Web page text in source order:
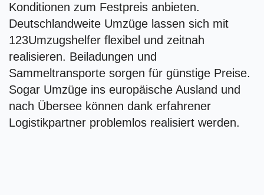
Konditionen zum Festpreis anbieten.
Deutschlandweite Umzüge lassen sich mit
123Umzugshelfer flexibel und zeitnah
realisieren. Beiladungen und
Sammeltransporte sorgen für günstige Preise.
Sogar Umzüge ins europäische Ausland und
nach Übersee können dank erfahrener
Logistikpartner problemlos realisiert werden.